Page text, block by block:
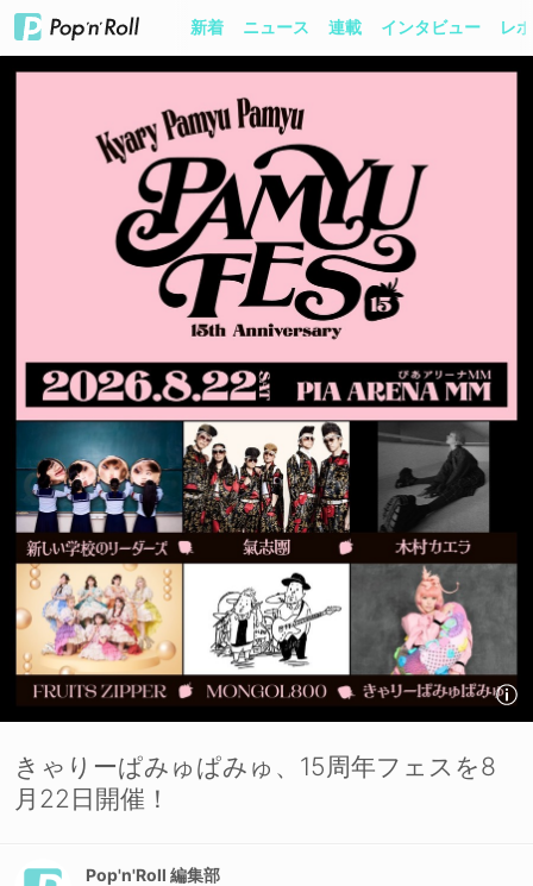
新着 ニュース 連載 インタビュー レ
きゃりーぱみゅぱみゅ、15周年フェスを8
月22日開催！
Pop'n'Roll 編集部